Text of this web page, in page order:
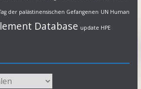
der palästinensischen Gefangenen UN Human
Database update HPE